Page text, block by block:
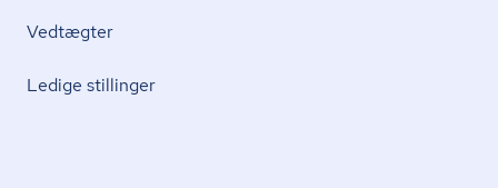
Vedtægter
Ledige stillinger